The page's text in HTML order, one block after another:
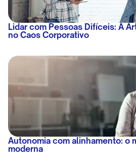
Lidar com Pessoas Difíceis: A
no Caos Corporativo
Autonomia com alinhamento: o
moderna